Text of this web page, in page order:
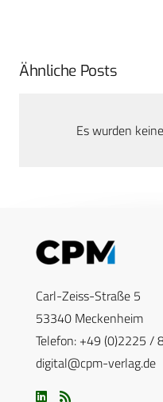
Ähnliche Posts
Es wurden
Carl-Zeiss-Straße 5
53340 Meckenheim
Telefon: +49 (0)2225 /
digital@cpm-verlag.de